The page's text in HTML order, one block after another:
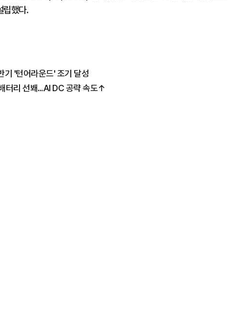
립했다.
'턴어라운드' 조기 달성
터리 선봬…AI DC 공략 속도↑